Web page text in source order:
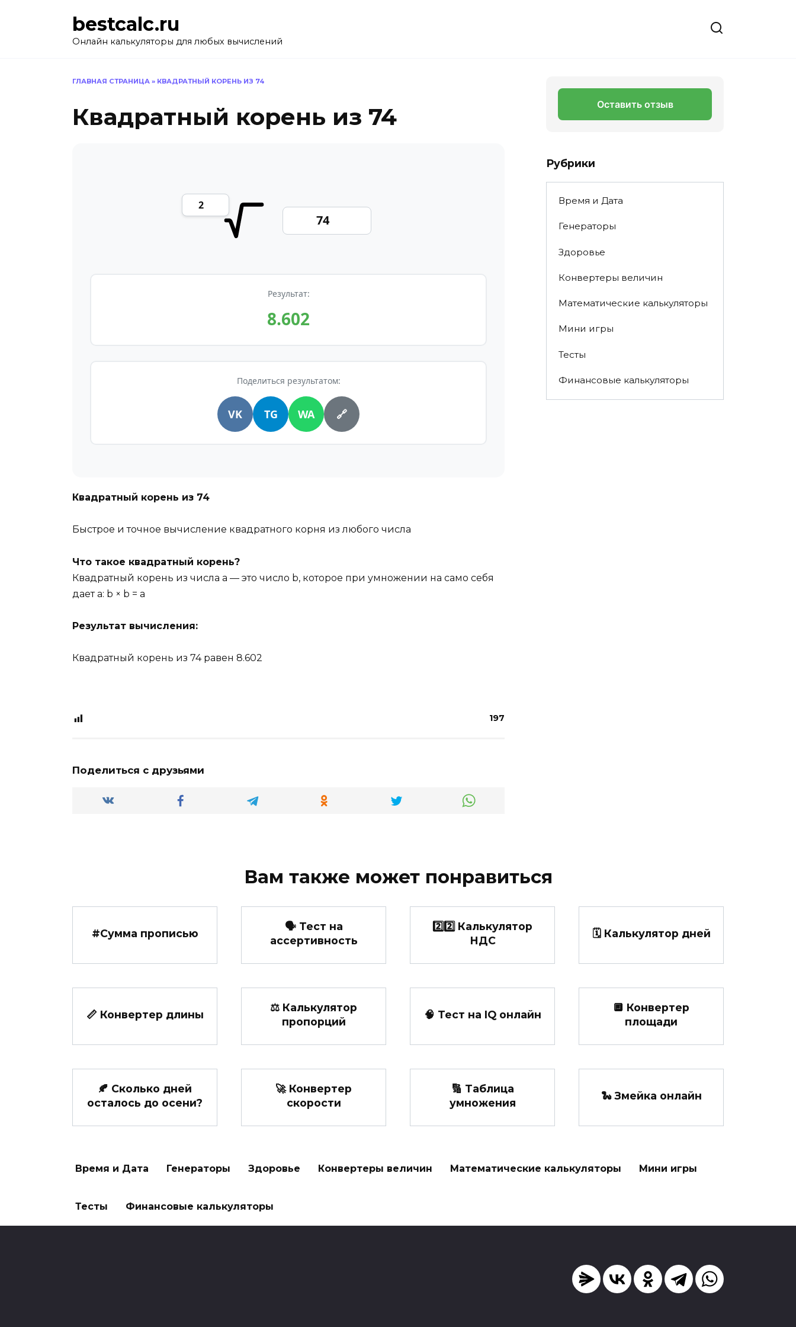
bestcalc.ru
Онлайн калькуляторы для любых вычислений
ГЛАВНАЯ СТРАНИЦА » КВАДРАТНЫЙ КОРЕНЬ ИЗ 74
Квадратный корень из 74
Результат:
8.602
Поделиться результатом:
VK TG WA 🔗
Квадратный корень из 74
Быстрое и точное вычисление квадратного корня из любого числа
Что такое квадратный корень?
Квадратный корень из числа a — это число b, которое при умножении на само себя
дает a: b × b = a
Результат вычисления:
Квадратный корень из 74равен 8.602
197
Поделиться с друзьями
Оставить отзыв
Рубрики
Время и Дата
Генераторы
Здоровье
Конвертеры величин
Математические калькуляторы
Мини игры
Тесты
Финансовые калькуляторы
Вам также может понравиться
#️Сумма прописью
🗣️ Тест на
ассертивность
2️⃣2️⃣ Калькулятор
НДС
🗓️ Калькулятор дней
📏 Конвертер длины
⚖ Калькулятор
пропорций
🧠 Тест на IQ онлайн
🔲 Конвертер
площади
🍂 Сколько дней
осталось до осени?
🚀 Конвертер
скорости
🔢 Таблица
умножения
🐍 Змейка онлайн
Время и Дата Генераторы Здоровье Конвертеры величин Математические калькуляторы Мини игры
Тесты Финансовые калькуляторы